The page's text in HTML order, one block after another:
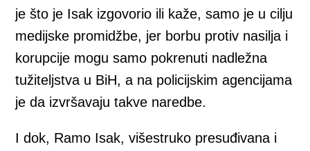
je što je Isak izgovorio ili kaže, samo je u cilju
medijske promidžbe, jer borbu protiv nasilja i
korupcije mogu samo pokrenuti nadležna
tužiteljstva u BiH, a na policijskim agencijama
je da izvršavaju takve naredbe.
I dok, Ramo Isak, višestruko presuđivana i